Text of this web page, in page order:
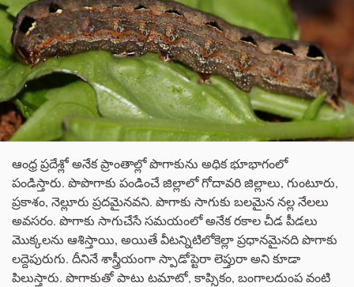
ఆంధ్ర ప్రదేశ్లో అనేక ప్రాంతాల్లో పొగాకును అధిక భూభాగంలో
పండిస్తారు. పొపొగాకు పండించే జిల్లాలో గోదావరి జిల్లాలు, గుంటూరు,
ప్రకాశం, నెల్లూరు ప్రదమైనవని. పొగాకు సాగుకు బలమైన నల్ల నేలలు
అవసరం. పొగాకు సాగుచేసే సమయంలో అనేక రకాల చీడ పీడలు
మొక్కలను ఆశిస్తాయి, అయితే వీటన్నిటిలోకెల్లా ప్రధానమైనది పొగాకు
లద్దెపురుగు. దీనినే శాస్త్రీయంగా స్పాడోప్టెరా లెప్తురా అని కూడా
పిలుస్తారు. పొగాకుతో పాటు టమాటో, కాప్సికం, బంగాలదుంప వంటి